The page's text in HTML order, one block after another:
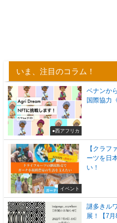
いま、注目のコラム！
●西アフリカ
ベナンか
国際協力
イベント
【クラフ
ーツを日
い！
謎多きル
展！【7月